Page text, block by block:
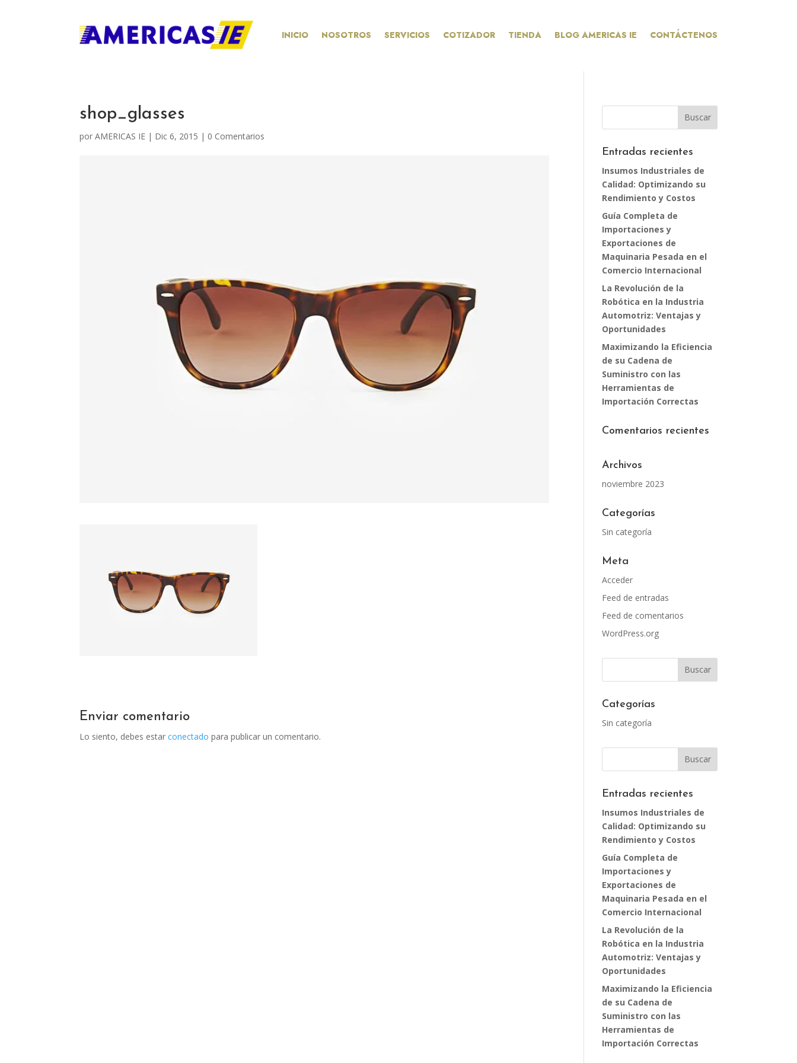
INICIO NOSOTROS SERVICIOS COTIZADOR TIENDA BLOG AMERICAS IE CONTÁCTENOS
shop_glasses
porAMERICAS IE | Dic 6, 2015 | 0 Comentarios
Enviar comentario
Lo siento, debes estarconectado para publicar un comentario.
Entradas recientes
Insumos Industriales de
Calidad: Optimizando su
Rendimiento y Costos
Guía Completa de
Importaciones y
Exportaciones de
Maquinaria Pesada en el
Comercio Internacional
La Revolución de la
Robótica en la Industria
Automotriz: Ventajas y
Oportunidades
Maximizando la Eficiencia
de su Cadena de
Suministro con las
Herramientas de
Importación Correctas
Comentarios recientes
Archivos
noviembre 2023
Categorías
Sin categoría
Meta
Acceder
Feed de entradas
Feed de comentarios
WordPress.org
Categorías
Sin categoría
Entradas recientes
Insumos Industriales de
Calidad: Optimizando su
Rendimiento y Costos
Guía Completa de
Importaciones y
Exportaciones de
Maquinaria Pesada en el
Comercio Internacional
La Revolución de la
Robótica en la Industria
Automotriz: Ventajas y
Oportunidades
Maximizando la Eficiencia
de su Cadena de
Suministro con las
Herramientas de
Importación Correctas